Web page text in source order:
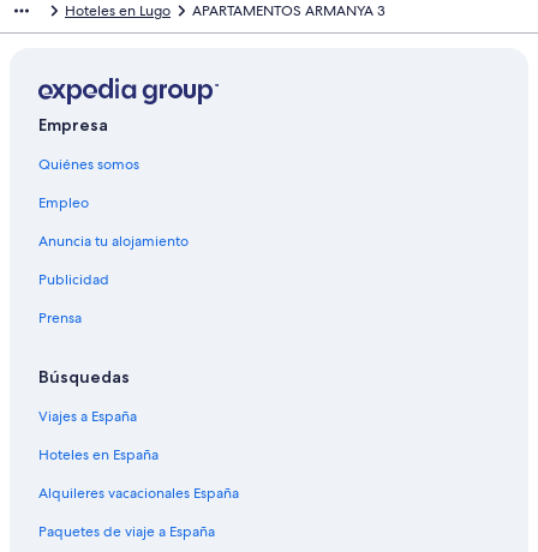
Hoteles en Lugo APARTAMENTOS ARMANYA 3
Empresa
Quiénes somos
Empleo
Anuncia tu alojamiento
Publicidad
Prensa
Búsquedas
Viajes a España
Hoteles en España
Alquileres vacacionales España
Paquetes de viaje a España